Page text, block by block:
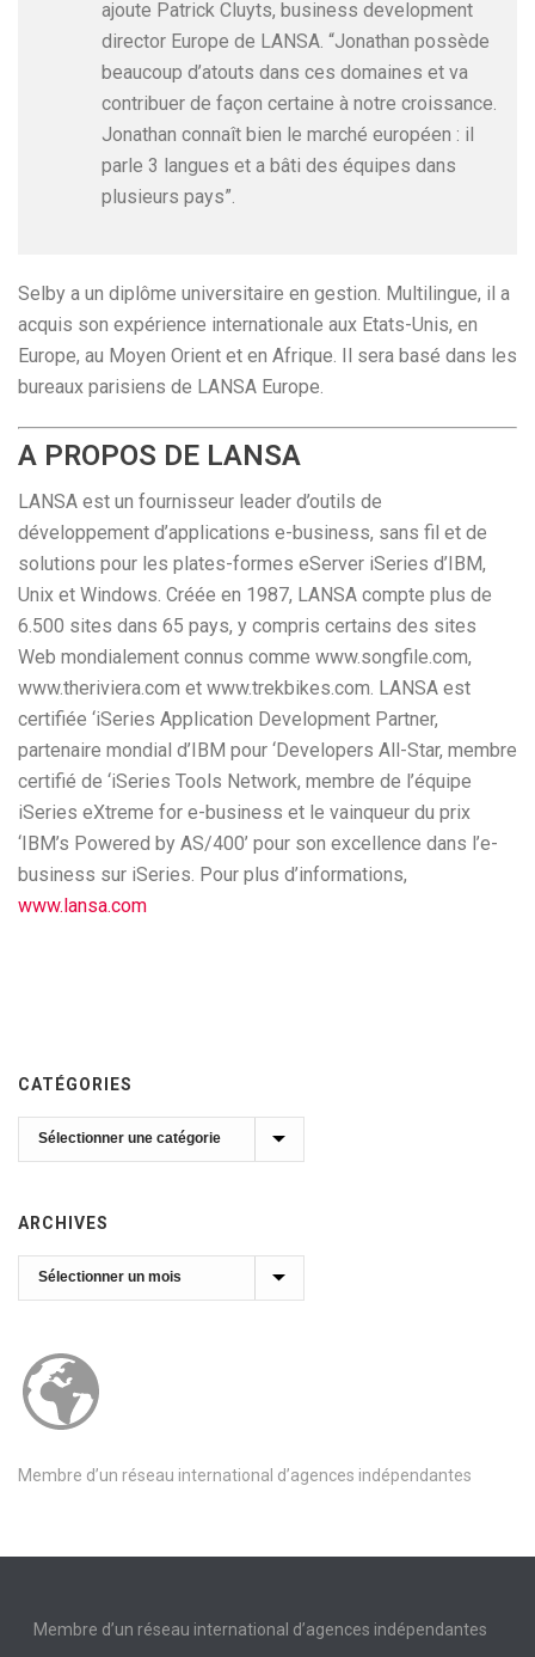
ajoute Patrick Cluyts, business development
director Europe de LANSA. “Jonathan possède
beaucoup d’atouts dans ces domaines et va
contribuer de façon certaine à notre croissance.
Jonathan connaît bien le marché européen : il
parle 3 langues et a bâti des équipes dans
plusieurs pays”.
Selby a un diplôme universitaire en gestion. Multilingue, il a
acquis son expérience internationale aux Etats-Unis, en
Europe, au Moyen Orient et en Afrique. Il sera basé dans les
bureaux parisiens de LANSA Europe.
A PROPOS DE LANSA
LANSA est un fournisseur leader d’outils de
développement d’applications e-business, sans fil et de
solutions pour les plates-formes eServer iSeries d’IBM,
Unix et Windows. Créée en 1987, LANSA compte plus de
6.500 sites dans 65 pays, y compris certains des sites
Web mondialement connus comme www.songfile.com,
www.theriviera.com et www.trekbikes.com. LANSA est
certifiée ‘iSeries Application Development Partner,
partenaire mondial d’IBM pour ‘Developers All-Star, membre
certifié de ‘iSeries Tools Network, membre de l’équipe
iSeries eXtreme for e-business et le vainqueur du prix
‘IBM’s Powered by AS/400’ pour son excellence dans l’e-
business sur iSeries. Pour plus d’informations,
www.lansa.com
CATÉGORIES
Catégories
ARCHIVES
Archives
Membre d’un réseau international d’agences indépendantes
Membre d’un réseau international d’agences indépendantes